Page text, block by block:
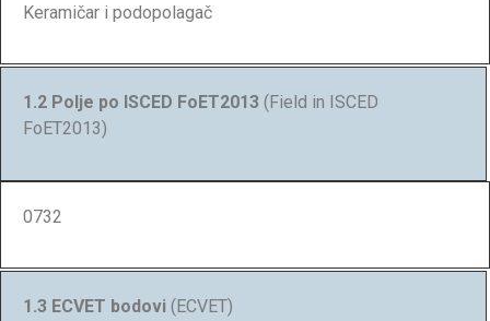
Keramičar i podopolagač
1.2 Polje po ISCED FoET2013 (Field in ISCED
FoET2013)
0732
1.3 ECVET bodovi (ECVET)